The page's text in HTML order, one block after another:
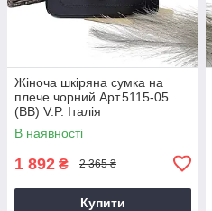
Жіноча шкіряна сумка на
плече чорний Арт.5115-05
(BB) V.P. Італія
В наявності
1 892 ₴ 2 365 ₴
Купити